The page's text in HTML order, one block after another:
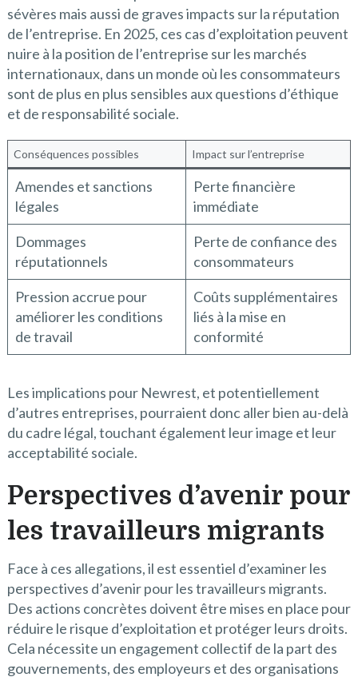
sévères mais aussi de graves impacts sur la réputation
de l’entreprise. En 2025, ces cas d’exploitation peuvent
nuire à la position de l’entreprise sur les marchés
internationaux, dans un monde où les consommateurs
sont de plus en plus sensibles aux questions d’éthique
et de responsabilité sociale.
Conséquences possibles Impact sur l’entreprise
Amendes et sanctions
légales
Perte financière
immédiate
Dommages
réputationnels
Perte de confiance des
consommateurs
Pression accrue pour
améliorer les conditions
de travail
Coûts supplémentaires
liés à la mise en
conformité
Les implications pour Newrest, et potentiellement
d’autres entreprises, pourraient donc aller bien au-delà
du cadre légal, touchant également leur image et leur
acceptabilité sociale.
Perspectives d’avenir pour
les travailleurs migrants
Face à ces allegations, il est essentiel d’examiner les
perspectives d’avenir pour les travailleurs migrants.
Des actions concrètes doivent être mises en place pour
réduire le risque d’exploitation et protéger leurs droits.
Cela nécessite un engagement collectif de la part des
gouvernements, des employeurs et des organisations